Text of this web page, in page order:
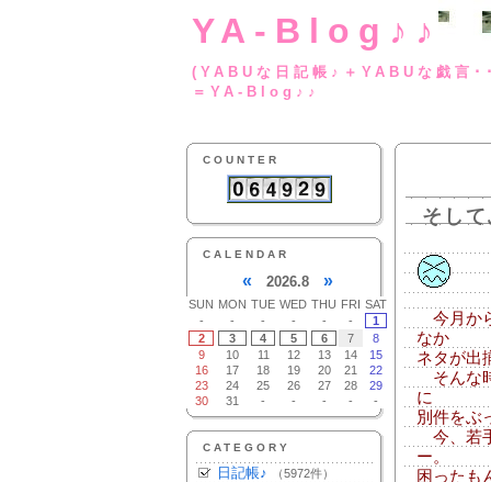
YA-Blog♪♪
(YABUな日記帳♪
＝YA-Blog♪♪
COUNTER
CALENDAR
« 2026.8 »
SUN MON TUE WED THU FRI SAT
-
- - - - -
1
2
3 4 5 6 7
8
9
10 11 12 13 14
15
16
17 18 19 20 21
22
23
24 25 26 27 28
29
30
31 - - - - -
CATEGORY
日記帳♪ （5972件）
そし
今月か
なか
ネタが出
そんな
に
別件をぶ
今、若
ー。
困ったも